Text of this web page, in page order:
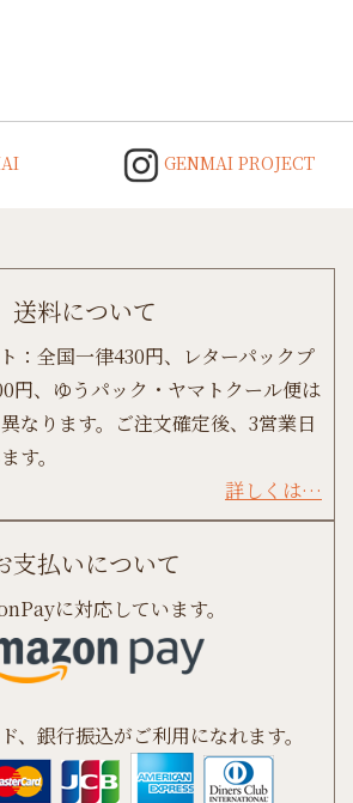
GENMAI PROJECT
送料について
：全国一律430円、レターパックプ
円、ゆうパック・ヤマトクール便は
なります。ご注文確定後、3営業日
す。
詳しくは…
支払いについて
に対応しています。
、銀行振込がご利用になれます。